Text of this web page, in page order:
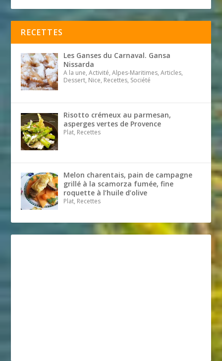
RECETTES
Les Ganses du Carnaval. Gansa
Nissarda
A la une, Activité, Alpes-Maritimes, Articles,
Dessert, Nice, Recettes, Société
Risotto crémeux au parmesan,
asperges vertes de Provence
Plat, Recettes
Melon charentais, pain de campagne
grillé à la scamorza fumée, fine
roquette à l’huile d’olive
Plat, Recettes